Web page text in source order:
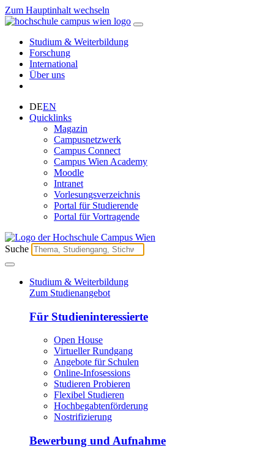
Zum Hauptinhalt wechseln
Studium & Weiterbildung
Forschung
International
Über uns
DEEN
Quicklinks
Magazin
Campusnetzwerk
Campus Connect
Campus Wien Academy
Moodle
Intranet
Vorlesungsverzeichnis
Portal für Studierende
Portal für Vortragende
Suche
Studium & Weiterbildung
Zum Studienangebot
Für Studieninteressierte
Open House
Virtueller Rundgang
Angebote für Schulen
Online-Infosessions
Studieren Probieren
Flexibel Studieren
Hochbegabtenförderung
Nostrifizierung
Bewerbung und Aufnahme